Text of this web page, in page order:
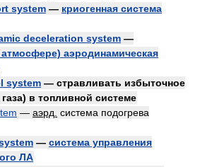
system — криогенная система
deceleration system —
аэродинамическая
system — стравливать избыточное
в топливной системе
— аэрд. система подогрева
— система управления
ЛА